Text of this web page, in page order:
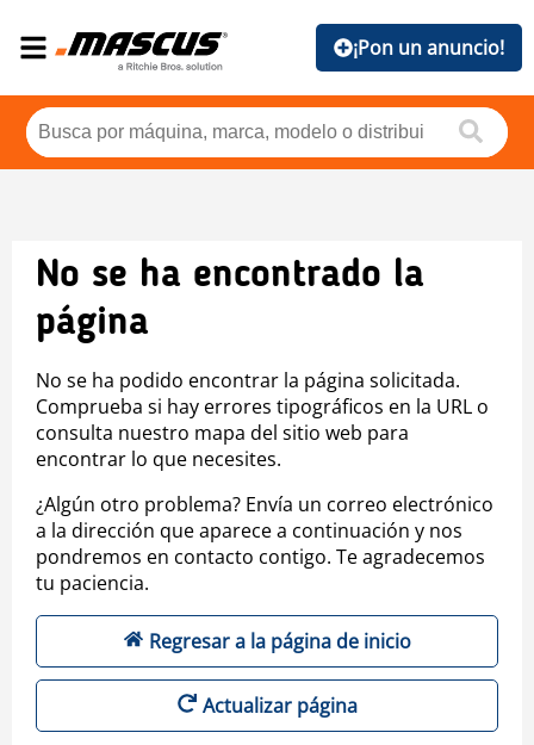
¡Pon un anuncio!
No se ha encontrado la
página
No se ha podido encontrar la página solicitada.
Comprueba si hay errores tipográficos en la URL o
consulta nuestro mapa del sitio web para
encontrar lo que necesites.
¿Algún otro problema? Envía un correo electrónico
a la dirección que aparece a continuación y nos
pondremos en contacto contigo. Te agradecemos
tu paciencia.
Regresar a la página de inicio
Actualizar página